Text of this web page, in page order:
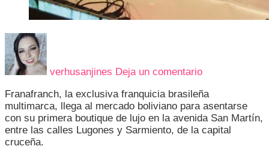
verhusanjines Deja un comentarioBOUTIQUE,
LA
MUJER
QUE
GUSTA
Franafranch, la exclusiva franquicia brasileña
multimarca, llega al mercado boliviano para asentarse
con su primera boutique de lujo en la avenida San Martín,
entre las calles Lugones y Sarmiento, de la capital
cruceña.